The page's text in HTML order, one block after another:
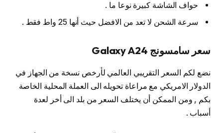
حواف الشاشة كبيرة نوعا ما .
سرعة الشحن لا تعد من الافضل حيث أنها 25 واط فقط .
سعر سامسونج Galaxy A24
نضع لكم السعر التقريبي العالمي لأرخص نسخة من الجهاز في
الدولار الامريكي مع مراعاة تحويله الى العملة المحلية الخاصة
بكم , ومن الممكن أن يختلف السعر من بلد الى أخر لعدة
أسباب .